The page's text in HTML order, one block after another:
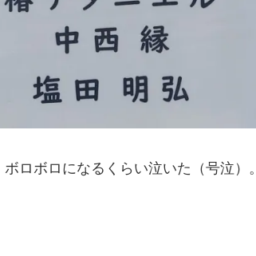
ボロボロになるくらい泣いた（号泣）。